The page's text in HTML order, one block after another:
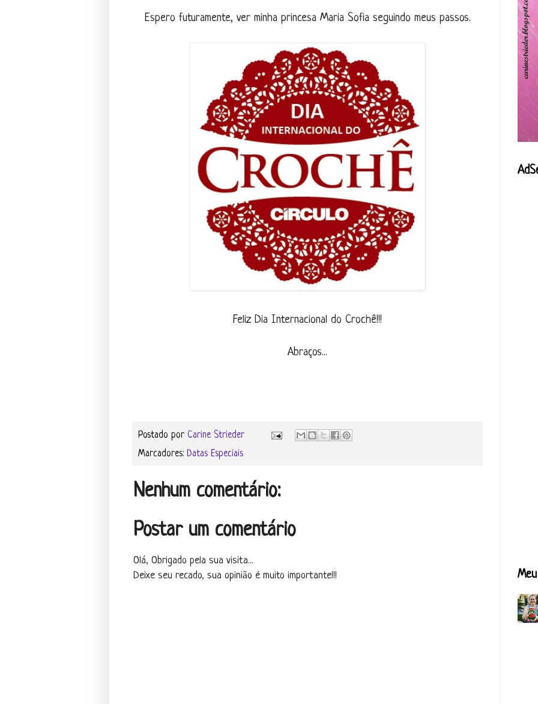
Espero futuramente, ver minha princesa Maria Sofia seguindo meus passos.
Feliz Dia Internacional do Crochê!!!
Abraços...
Postado por Carine Strieder
Marcadores: Datas Especiais
Nenhum comentário:
Postar um comentário
Olá, Obrigado pela sua visita...
Deixe seu recado, sua opinião é muito importante!!!